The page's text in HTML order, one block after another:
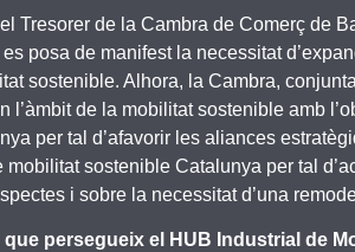
Tresorer de la Cambra de Comerç de
posa de manifest la necessitat
sostenible. Alhora, la Cambra,
l’àmbit de la mobilitat sostenible amb
per tal d’afavorir les aliances
sostenible Catalunya per tal
i sobre la necessitat d’una
persegueix el HUB Industrial de